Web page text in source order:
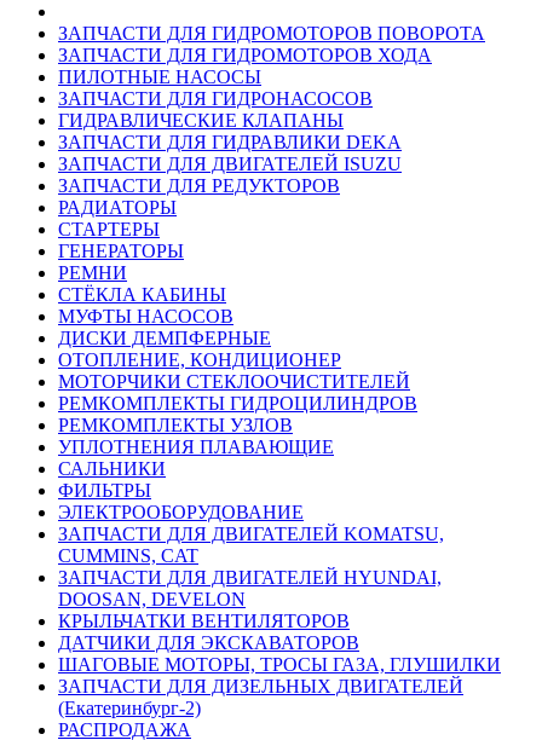
ЗАПЧАСТИ ДЛЯ ГИДРОМОТОРОВ ПОВОРОТА
ЗАПЧАСТИ ДЛЯ ГИДРОМОТОРОВ ХОДА
ПИЛОТНЫЕ НАСОСЫ
ЗАПЧАСТИ ДЛЯ ГИДРОНАСОСОВ
ГИДРАВЛИЧЕСКИЕ КЛАПАНЫ
ЗАПЧАСТИ ДЛЯ ГИДРАВЛИКИ DEKA
ЗАПЧАСТИ ДЛЯ ДВИГАТЕЛЕЙ ISUZU
ЗАПЧАСТИ ДЛЯ РЕДУКТОРОВ
РАДИАТОРЫ
СТАРТЕРЫ
ГЕНЕРАТОРЫ
РЕМНИ
СТЁКЛА КАБИНЫ
МУФТЫ НАСОСОВ
ДИСКИ ДЕМПФЕРНЫЕ
ОТОПЛЕНИЕ, КОНДИЦИОНЕР
МОТОРЧИКИ СТЕКЛООЧИСТИТЕЛЕЙ
РЕМКОМПЛЕКТЫ ГИДРОЦИЛИНДРОВ
РЕМКОМПЛЕКТЫ УЗЛОВ
УПЛОТНЕНИЯ ПЛАВАЮЩИЕ
САЛЬНИКИ
ФИЛЬТРЫ
ЭЛЕКТРООБОРУДОВАНИЕ
ЗАПЧАСТИ ДЛЯ ДВИГАТЕЛЕЙ KOMATSU,
CUMMINS, CAT
ЗАПЧАСТИ ДЛЯ ДВИГАТЕЛЕЙ HYUNDAI,
DOOSAN, DEVELON
КРЫЛЬЧАТКИ ВЕНТИЛЯТОРОВ
ДАТЧИКИ ДЛЯ ЭКСКАВАТОРОВ
ШАГОВЫЕ МОТОРЫ, ТРОСЫ ГАЗА, ГЛУШИЛКИ
ЗАПЧАСТИ ДЛЯ ДИЗЕЛЬНЫХ ДВИГАТЕЛЕЙ
(Екатеринбург-2)
РАСПРОДАЖА